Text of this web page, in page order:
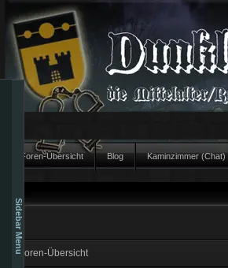
Sidebar Menu
Foren-Übersicht Blog Kaminzimmer (Chat)
Foren-Übersicht